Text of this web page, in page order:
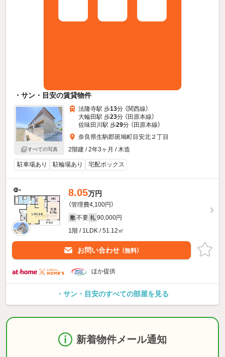
・サン・目安の賃貸物件
すべての写真
法隆寺駅 歩13分 （関西線）
大輪田駅 歩23分 （田原本線）
佐味田川駅 歩29分 （田原本線）
奈良県生駒郡斑鳩町目安北２丁目
2階建 / 2年3ヶ月 / 木造
駐車場あり 駐輪場あり 宅配ボックス
8.05万円
（管理費4,100円）
敷 不要 礼 90,000円
1階 / 1LDK / 51.12㎡
お問い合わせ （無料）
ほか提供
・サン・目安のすべての部屋を見る
新着物件メール通知